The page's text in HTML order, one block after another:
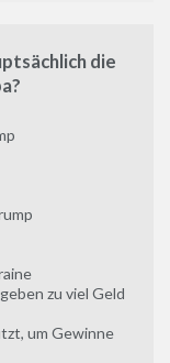
die
zu viel Geld
um Gewinne